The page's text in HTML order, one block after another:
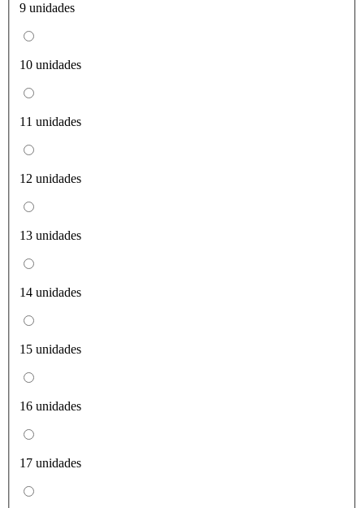
9 unidades
10 unidades
11 unidades
12 unidades
13 unidades
14 unidades
15 unidades
16 unidades
17 unidades